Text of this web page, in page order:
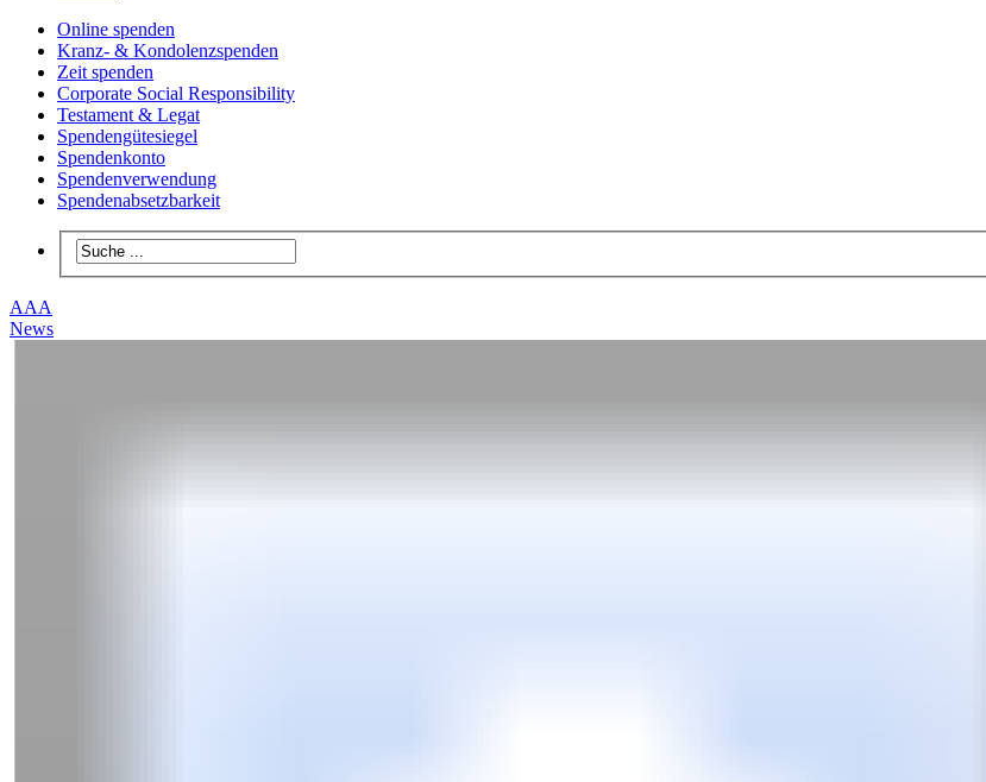
Online spenden
Kranz- & Kondolenzspenden
Zeit spenden
Corporate Social Responsibility
Testament & Legat
Spendengütesiegel
Spendenkonto
Spendenverwendung
Spendenabsetzbarkeit
AAA
News